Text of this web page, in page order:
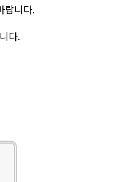
랍니다.
다.